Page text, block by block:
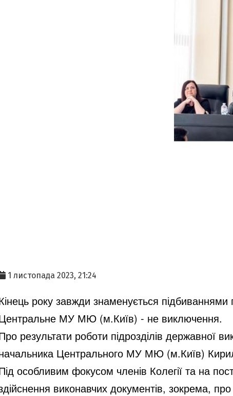
1 листопада 2023, 21:24
року завжди знаменується підбиваннями
МУ МЮ (м.Київ) - не виключення.
результати роботи підрозділів державної
Центрального МУ МЮ (м.Київ)
особливим фокусом членів Колегії та на
виконавчих документів, зокрема, про